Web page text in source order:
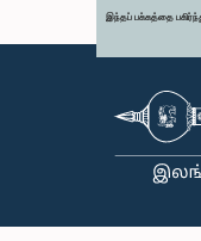
இந்தப் பக்கத்தை